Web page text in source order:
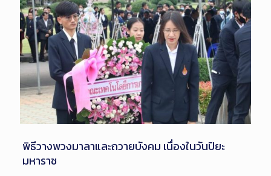
พิธีวางพวงมาลาและถวายบังคม เนื่องในวันปิยะ
มหาราช